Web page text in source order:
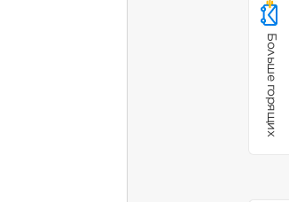
Больше горящих